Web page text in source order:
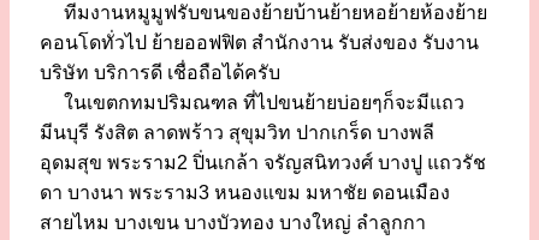
ทีมงานหมูมูฟรับขนของย้ายบ้านย้ายหอย้ายห้องย้าย
คอนโดทั่วไป ย้ายออฟฟิต สำนักงาน รับส่งของ รับงาน
บริษัท บริการดี เชื่อถือได้ครับ
ในเขตกทมปริมณฑล ที่ไปขนย้ายบ่อยๆก็จะมีแถว
มีนบุรี รังสิต ลาดพร้าว สุขุมวิท ปากเกร็ด บางพลี
อุดมสุข พระราม2 ปิ่นเกล้า จรัญสนิทวงศ์ บางปู แถวรัช
ดา บางนา พระราม3 หนองแขม มหาชัย ดอนเมือง
สายไหม บางเขน บางบัวทอง บางใหญ่ ลำลูกกา